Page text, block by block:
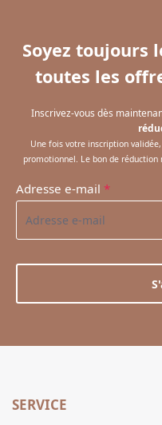
Soyez toujours
toutes les
Inscrivez-vous dès
Une fois votre inscription
promotionnel. Le bon de réduction
Adresse e-mail *
SERVICE